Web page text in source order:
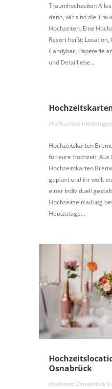
Traumhochzeiten
denn, wir sind die
Hochzeiten. Eine
Resort heißt:
Candybar, Papeterie
und Detailliebe...
Hochzeitskarten
für eure Hochzeit Aus
Hochzeitskarten
geplant und ihr wollt
einer individuell
Hochzeitseinladung
Heutzutage...
Osnabrück
Hochzeit Osnabrück